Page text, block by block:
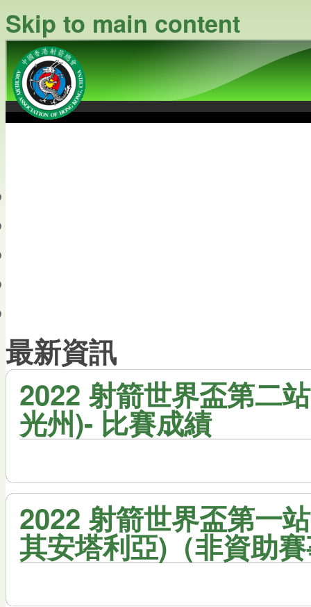
Skip to main content
最新資訊
2022 射箭世界盃第二
光州)- 比賽成績
2022 射箭世界盃第一
其安塔利亞)（非資助